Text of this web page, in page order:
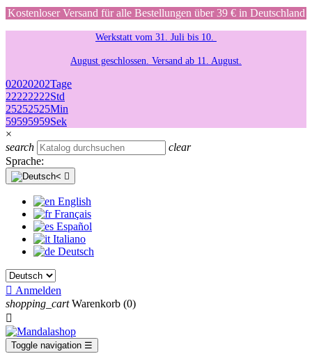
Kostenloser Versand für alle Bestellungen über 39 € in Deutschland
Werkstatt vom 31. Juli bis 10.
August geschlossen. Versand ab 11. August.
02020202Tage
22222222Std
25252525Min
59595959Sek
×
search
clear
Sprache:

English
Français
Español
Italiano
Deutsch
 Anmelden
shopping_cart Warenkorb (0)

Toggle navigation ☰